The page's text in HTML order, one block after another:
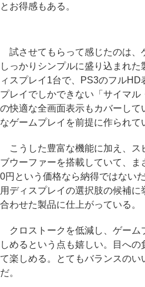
とお得感もある。
試させてもらって感じたのは、
しっかりシンプルに盛り込まれ
ィスプレイ1台で、PS3のフル
プレイでしかできない「サイマ
の快適な全画面表示もカバーし
なゲームプレイを前提に作られて
こうした豊富な機能に加え、ス
ブウーファーを搭載していて、
0円という価格なら納得ではない
用ディスプレイの選択肢の候補
合わせた製品に仕上がっている。
クロストークを低減し、ゲーム
しめるという点も嬉しい。目へ
て楽しめる。とてもバランスの
だ。